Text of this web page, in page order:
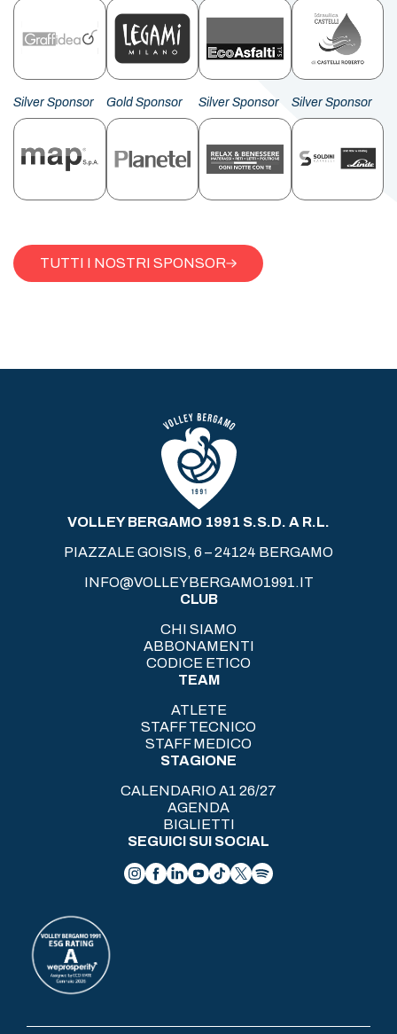
Silver Sponsor Gold Sponsor Silver Sponsor Silver Sponsor
TUTTI I NOSTRI SPONSOR
VOLLEY BERGAMO 1991 S.S.D. A R.L.
PIAZZALE GOISIS, 6 – 24124 BERGAMO
INFO@VOLLEYBERGAMO1991.IT
CLUB
CHI SIAMO
ABBONAMENTI
CODICE ETICO
TEAM
ATLETE
STAFF TECNICO
STAFF MEDICO
STAGIONE
CALENDARIO A1 26/27
AGENDA
BIGLIETTI
SEGUICI SUI SOCIAL